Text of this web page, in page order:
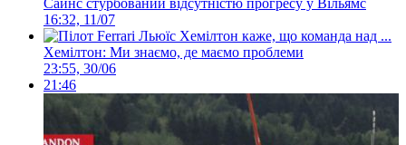
Сайнс стурбований відсутністю прогресу у Вільямс
16:32, 11/07
Хемілтон: Ми знаємо, де маємо проблеми
23:55, 30/06
21:46